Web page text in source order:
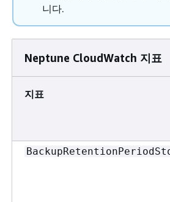
니다.
Neptune CloudWatch 지표
지표